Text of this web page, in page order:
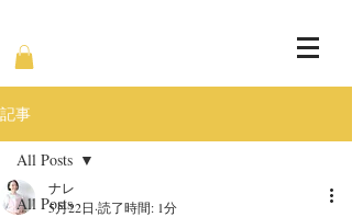
記事
All Posts
All Posts
ナレ
5月22日 読了時間: 1分